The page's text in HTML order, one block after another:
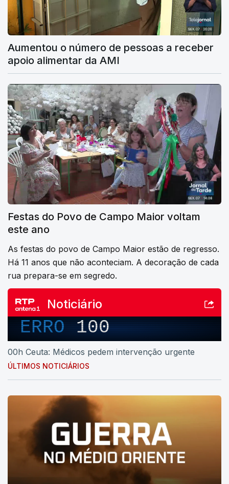
Aumentou o número de pessoas a receber
apoio alimentar da AMI
Festas do Povo de Campo Maior voltam
este ano
As festas do povo de Campo Maior estão de regresso.
Há 11 anos que não aconteciam. A decoração de cada
rua prepara-se em segredo.
Noticiário
ERRO 100
00h Ceuta: Médicos pedem intervenção urgente
ÚLTIMOS NOTICIÁRIOS